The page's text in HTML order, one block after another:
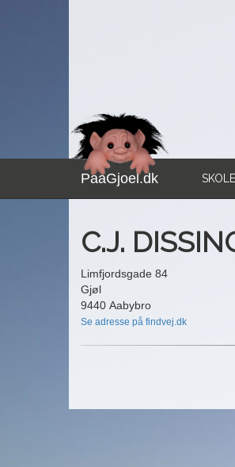
PaaGjoel.dk
C.J.
Limfjordsgade 84
Gjøl
9440 Aabybro
Se adresse på findvej.dk